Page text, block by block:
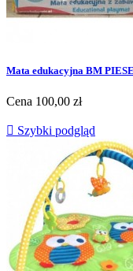
Mata edukacyjna BM
Cena 100,00 zł
 Szybki podgląd